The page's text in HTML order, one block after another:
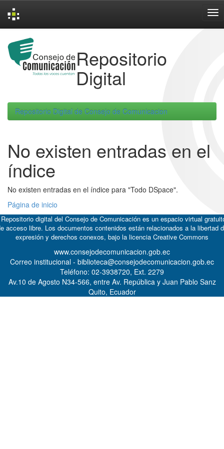
navigation
Repositorio
Digital
Repositorio Digital de Consejo de Comunicacion
No existen entradas en el
índice
No existen entradas en el índice para "Todo DSpace".
Página de inicio
digital del Consejo de Comunicación es un espacio virtual
acceso libre. Los documentos contenidos están relacionados a la libertad
expresión y derechos conexos, bajo la licencia Creative Commons
www.consejodecomunicacion.gob.ec
Correo institucional - biblioteca@consejodecomunicacion.gob.ec
Teléfono: 02-3938720, Ext. 2279
Av.10 de Agosto N34-566, entre Av. República y Juan Pablo Sanz
Quito, Ecuador